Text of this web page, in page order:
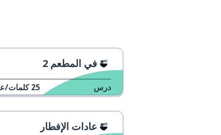
في المطعم 2
درس 25 كلمات/
عادات الإفطار